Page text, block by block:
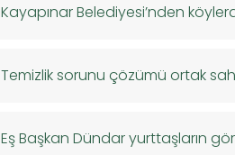
Kayapınar Belediyesi’nden
Temizlik sorunu çözümü ortak
Eş Başkan Dündar yurttaşların